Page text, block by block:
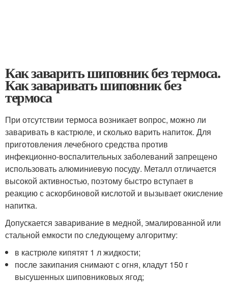
Как заварить шиповник без термоса.
Как заваривать шиповник без
термоса
При отсутствии термоса возникает вопрос, можно ли
заваривать в кастрюле, и сколько варить напиток. Для
приготовления лечебного средства против
инфекционно-воспалительных заболеваний запрещено
использовать алюминиевую посуду. Металл отличается
высокой активностью, поэтому быстро вступает в
реакцию с аскорбиновой кислотой и вызывает окисление
напитка.
Допускается заваривание в медной, эмалированной или
стальной емкости по следующему алгоритму:
в кастрюле кипятят 1 л жидкости;
после закипания снимают с огня, кладут 150 г
высушенных шиповниковых ягод;